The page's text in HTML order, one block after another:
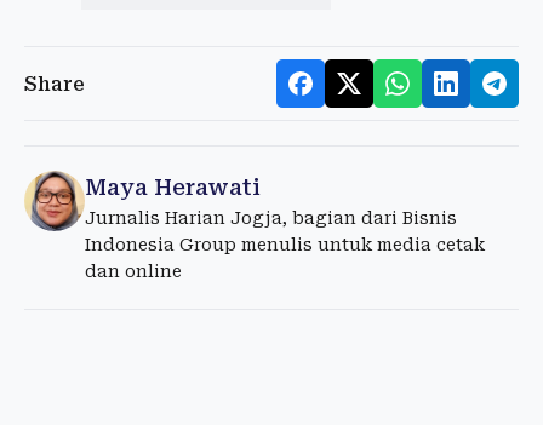
Share
Maya Herawati
Jurnalis Harian Jogja, bagian dari Bisnis
Indonesia Group menulis untuk media cetak
dan online